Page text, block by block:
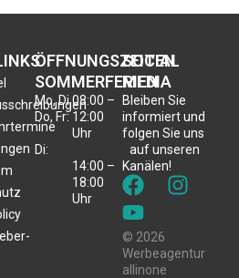
ÖFFNUNGSZEITEN
SOMMERFERIEN
Mo, Di,
Do, Fr:
Di:
08:00 –
12:00
Uhr
14:00 –
18:00
Uhr
SOCIAL
MEDIA
Bleiben Sie
informiert und
folgen Sie uns
auf unseren
Kanälen!
© 2026
Werbeagentur
allinone